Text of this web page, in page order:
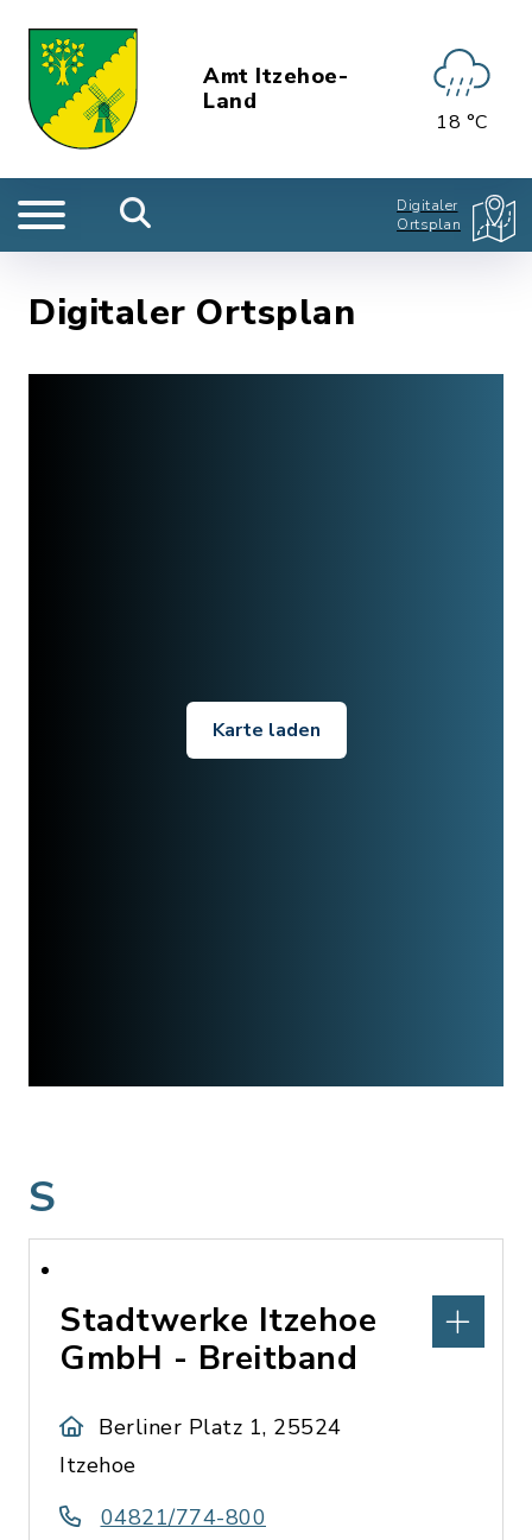
Amt Itzehoe-
Land
18 °C
Digitaler
Ortsplan
Digitaler Ortsplan
Karte laden
S
Stadtwerke Itzehoe
GmbH - Breitband
Berliner Platz 1, 25524
Itzehoe
04821/774-800